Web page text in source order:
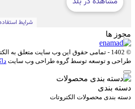
مجوز ها
© 1402 - تمامی حقوق این وب سایت متعلق به
طراحی و توسعه توسط گروه طراحی وب سایت
دسته بندی
دسته بندی محصولات الکتروتات